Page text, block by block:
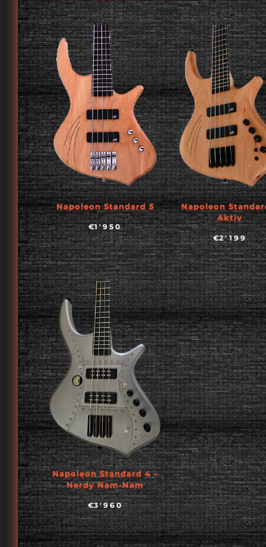
Napoleon Standard 5
€1'950
Napoleon
Aktiv
€2'199
Napoleon Standard 4 –
Nerdy Nam-Nam
€3'960